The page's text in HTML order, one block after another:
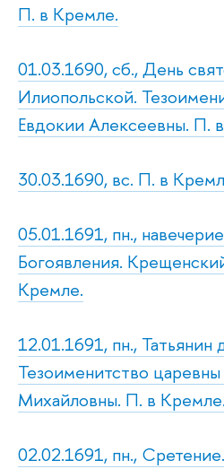
П. в Кремле.
01.03.1690, сб., День
Илиопольской.
Евдокии Алексеевны. П.
30.03.1690, вс. П. в
05.01.1691, пн.,
Богоявления.
Кремле.
12.01.1691, пн., Татьянин
Тезоименитство царевны
Михайловны. П. в Кремле.
02.02.1691, пн.,